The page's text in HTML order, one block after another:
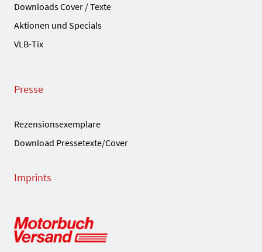
Downloads Cover / Texte
Aktionen und Specials
VLB-Tix
Presse
Rezensionsexemplare
Download Pressetexte/Cover
Imprints